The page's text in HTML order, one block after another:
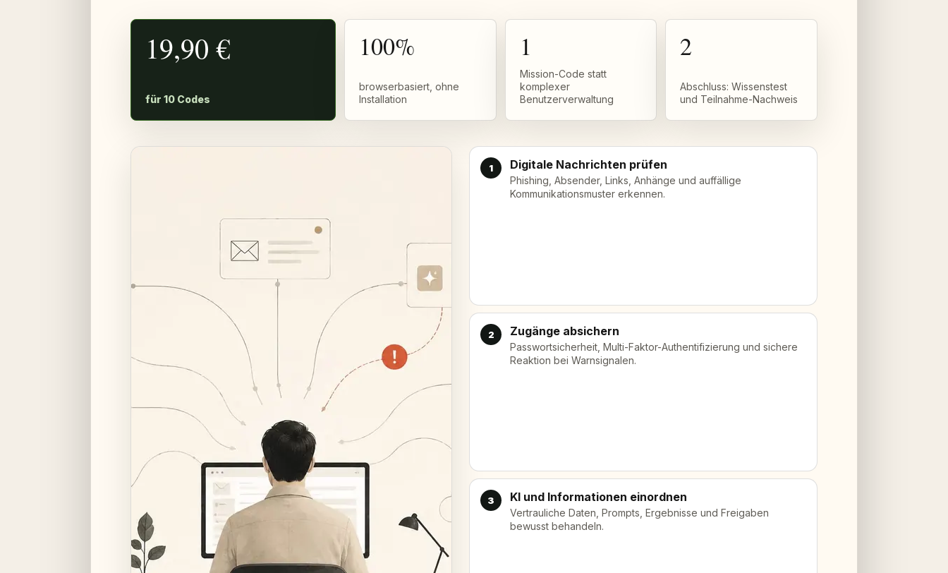
19,90 €
für 10 Codes
100%
browserbasiert, ohne
Installation
1
Mission-Code statt
komplexer
Benutzerverwaltung
2
Abschluss: Wissenstest
und Teilnahme-Nachweis
1 Digitale Nachrichten prüfen
Phishing, Absender, Links, Anhänge und auffällige
Kommunikationsmuster erkennen.
2 Zugänge absichern
Passwortsicherheit, Multi-Faktor-Authentifizierung und sichere
Reaktion bei Warnsignalen.
3 KI und Informationen einordnen
Vertrauliche Daten, Prompts, Ergebnisse und Freigaben
bewusst behandeln.